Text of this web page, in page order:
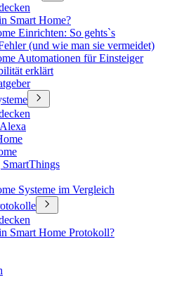
Smart Home?
Einrichten: So gehts`s
(und wie man sie vermeidet)
Automationen für Einsteiger
erklärt
SmartThings
Systeme im Vergleich
Smart Home Protokoll?